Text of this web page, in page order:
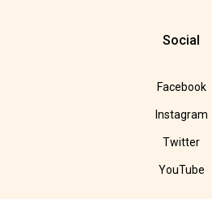
Social
Facebook
Instagram
Twitter
YouTube